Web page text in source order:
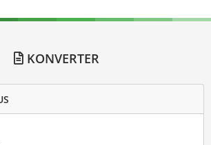
KONVERTER